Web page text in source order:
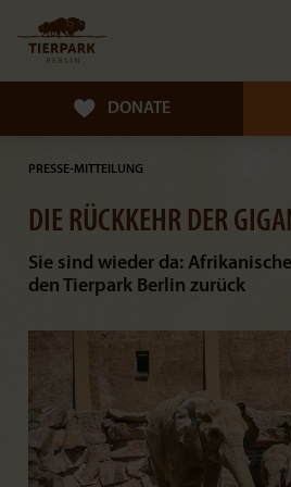
DONATE
PRESSE-MITTEILUNG
DIE RÜCKKEHR DER
Sie sind wieder da:
den Tierpark Berlin zurück